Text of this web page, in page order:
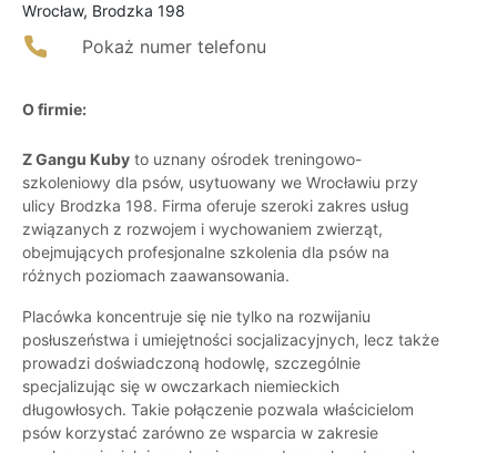
Wrocław, Brodzka 198
Pokaż numer telefonu
O firmie:
Z Gangu Kuby to uznany ośrodek treningowo-
szkoleniowy dla psów, usytuowany we Wrocławiu przy
ulicy Brodzka 198. Firma oferuje szeroki zakres usług
związanych z rozwojem i wychowaniem zwierząt,
obejmujących profesjonalne szkolenia dla psów na
różnych poziomach zaawansowania.
Placówka koncentruje się nie tylko na rozwijaniu
posłuszeństwa i umiejętności socjalizacyjnych, lecz także
prowadzi doświadczoną hodowlę, szczególnie
specjalizując się w owczarkach niemieckich
długowłosych. Takie połączenie pozwala właścicielom
psów korzystać zarówno ze wsparcia w zakresie